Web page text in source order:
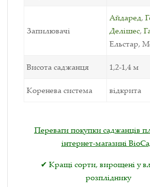
Запилювачі
Айдаред,
Делішес,
Ельстар,
Висота саджанця 1,2-1,4 м
Коренева система відкрита
Переваги покупки саджанців
інтернет-магазині
✔ Кращі сорти, вирощені у
розпліднику